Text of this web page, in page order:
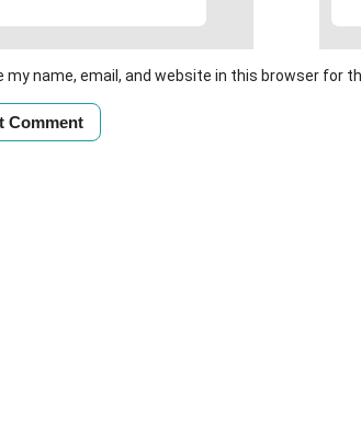
my name, email, and website in this browser for